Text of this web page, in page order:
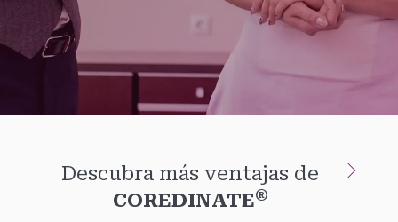
Descubra más ventajas de
COREDINATE®